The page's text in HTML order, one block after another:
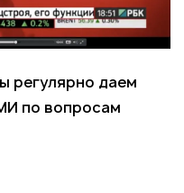
регулярно даем
по вопросам